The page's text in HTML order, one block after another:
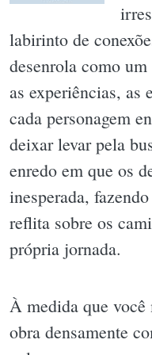
labirinto de
desenrola como
as experiências, as
cada personagem
deixar levar pela
enredo em que os
inesperada,
reflita sobre os
própria jornada.
À medida que você
obra densamente